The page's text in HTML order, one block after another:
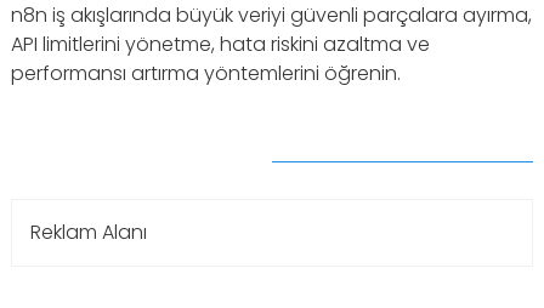
n8n iş akışlarında büyük veriyi güvenli parçalara ayırma,
API limitlerini yönetme, hata riskini azaltma ve
performansı artırma yöntemlerini öğrenin.
Reklam Alanı